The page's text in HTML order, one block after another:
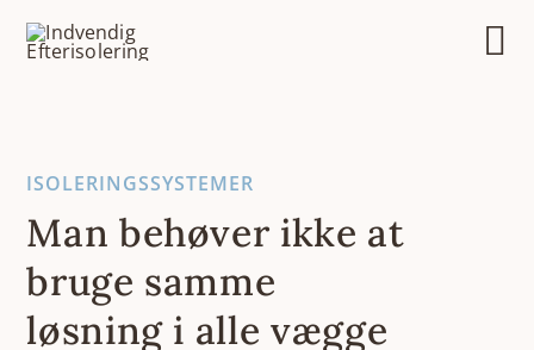
ISOLERINGSSYSTEMER
Man behøver ikke at
bruge samme
løsning i alle vægge